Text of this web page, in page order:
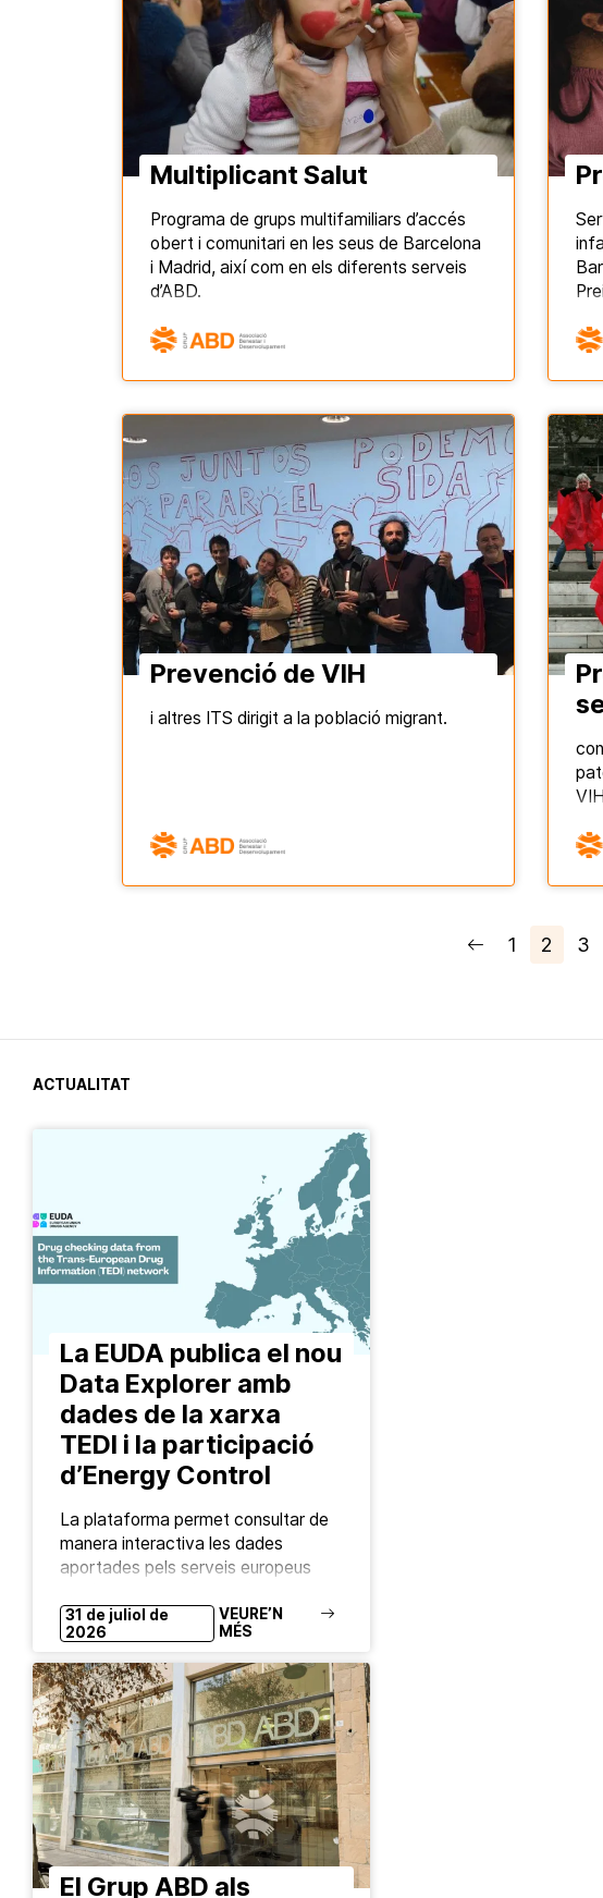
Multiplicant Salut
Programa de grups multifamiliars d’accés
obert i comunitari en les seus de Barcelona
i Madrid, així com en els diferents serveis
d’ABD.
Prevenció de VIH
i altres ITS dirigit a la població migrant.
1 2 3
ACTUALITAT
La EUDA publica el nou
Data Explorer amb
dades de la xarxa
TEDI i la participació
d’Energy Control
La plataforma permet consultar de
manera interactiva les dades
aportades pels serveis europeus
checking). L’Agència de la Unió
Europea sobre Drogues (EUDA) ha
posat en marxa…
31 de juliol de
2026
VEURE’N
MÉS
El Grup ABD als